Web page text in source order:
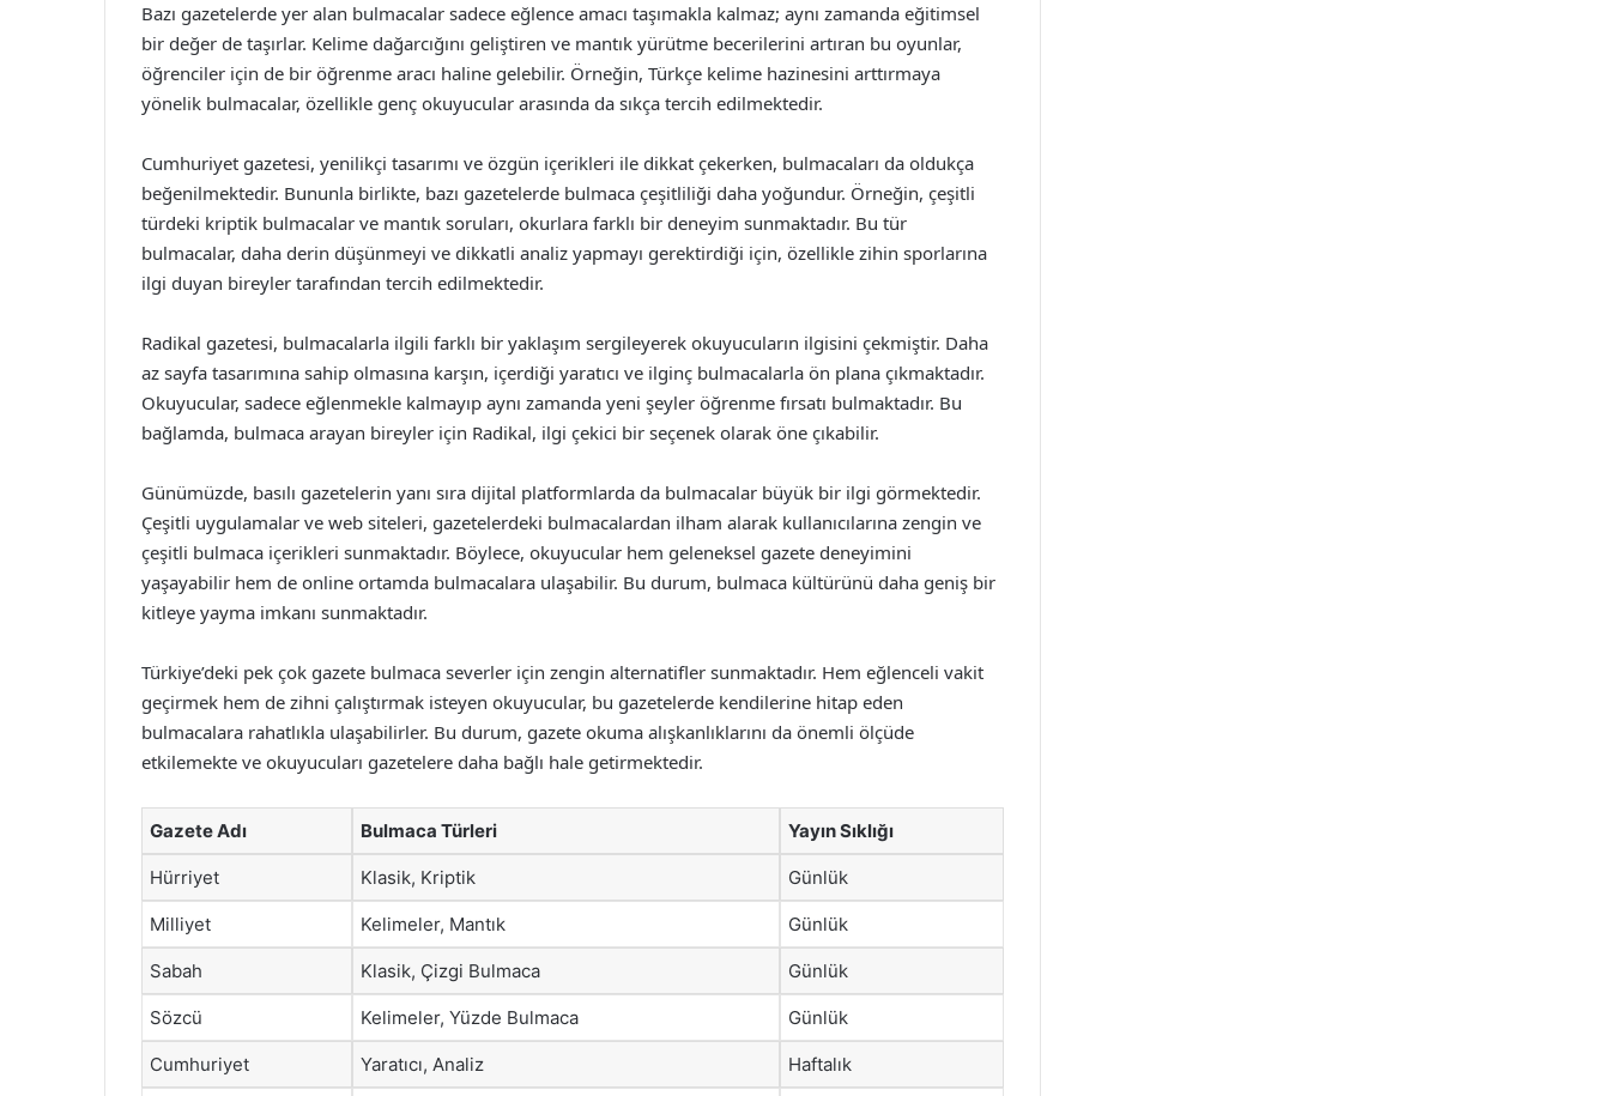
Bazı gazetelerde yer alan bulmacalar sadece eğlence amacı taşımakla kalmaz; aynı zamanda eğitimsel
bir değer de taşırlar. Kelime dağarcığını geliştiren ve mantık yürütme becerilerini artıran bu oyunlar,
öğrenciler için de bir öğrenme aracı haline gelebilir. Örneğin, Türkçe kelime hazinesini arttırmaya
yönelik bulmacalar, özellikle genç okuyucular arasında da sıkça tercih edilmektedir.
Cumhuriyet gazetesi, yenilikçi tasarımı ve özgün içerikleri ile dikkat çekerken, bulmacaları da oldukça
beğenilmektedir. Bununla birlikte, bazı gazetelerde bulmaca çeşitliliği daha yoğundur. Örneğin, çeşitli
türdeki kriptik bulmacalar ve mantık soruları, okurlara farklı bir deneyim sunmaktadır. Bu tür
bulmacalar, daha derin düşünmeyi ve dikkatli analiz yapmayı gerektirdiği için, özellikle zihin sporlarına
ilgi duyan bireyler tarafından tercih edilmektedir.
Radikal gazetesi, bulmacalarla ilgili farklı bir yaklaşım sergileyerek okuyucuların ilgisini çekmiştir. Daha
az sayfa tasarımına sahip olmasına karşın, içerdiği yaratıcı ve ilginç bulmacalarla ön plana çıkmaktadır.
Okuyucular, sadece eğlenmekle kalmayıp aynı zamanda yeni şeyler öğrenme fırsatı bulmaktadır. Bu
bağlamda, bulmaca arayan bireyler için Radikal, ilgi çekici bir seçenek olarak öne çıkabilir.
Günümüzde, basılı gazetelerin yanı sıra dijital platformlarda da bulmacalar büyük bir ilgi görmektedir.
Çeşitli uygulamalar ve web siteleri, gazetelerdeki bulmacalardan ilham alarak kullanıcılarına zengin ve
çeşitli bulmaca içerikleri sunmaktadır. Böylece, okuyucular hem geleneksel gazete deneyimini
yaşayabilir hem de online ortamda bulmacalara ulaşabilir. Bu durum, bulmaca kültürünü daha geniş bir
kitleye yayma imkanı sunmaktadır.
Türkiye’deki pek çok gazete bulmaca severler için zengin alternatifler sunmaktadır. Hem eğlenceli vakit
geçirmek hem de zihni çalıştırmak isteyen okuyucular, bu gazetelerde kendilerine hitap eden
bulmacalara rahatlıkla ulaşabilirler. Bu durum, gazete okuma alışkanlıklarını da önemli ölçüde
etkilemekte ve okuyucuları gazetelere daha bağlı hale getirmektedir.
Gazete Adı Bulmaca Türleri Yayın Sıklığı
Hürriyet Klasik, Kriptik Günlük
Milliyet Kelimeler, Mantık Günlük
Sabah Klasik, Çizgi Bulmaca Günlük
Sözcü Kelimeler, Yüzde Bulmaca Günlük
Cumhuriyet Yaratıcı, Analiz Haftalık